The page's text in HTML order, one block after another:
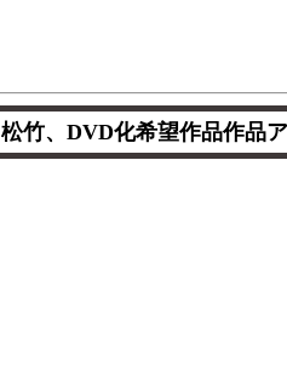
松竹、DVD化希望作品作品